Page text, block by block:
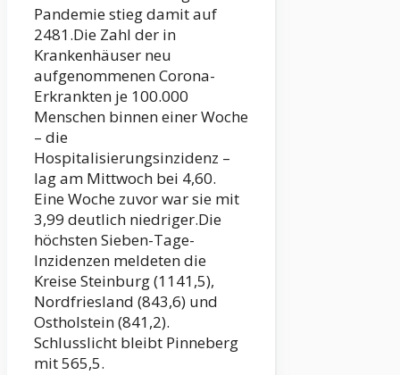
Pandemie stieg damit auf
2481.Die Zahl der in
Krankenhäuser neu
aufgenommenen Corona-
Erkrankten je 100.000
Menschen binnen einer Woche
– die
Hospitalisierungsinzidenz –
lag am Mittwoch bei 4,60.
Eine Woche zuvor war sie mit
3,99 deutlich niedriger.Die
höchsten Sieben-Tage-
Inzidenzen meldeten die
Kreise Steinburg (1141,5),
Nordfriesland (843,6) und
Ostholstein (841,2).
Schlusslicht bleibt Pinneberg
mit 565,5.